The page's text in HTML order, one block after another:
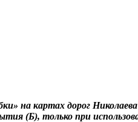
на картах дорог
(Б), только при